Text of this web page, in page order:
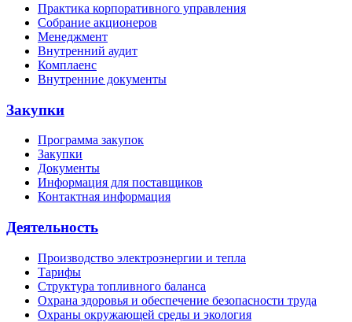
Практика корпоративного управления
Собрание акционеров
Менеджмент
Внутренний аудит
Комплаенс
Внутренние документы
Закупки
Программа закупок
Закупки
Документы
Информация для поставщиков
Контактная информация
Деятельность
Производство электроэнергии и тепла
Тарифы
Структура топливного баланса
Охрана здоровья и обеспечение безопасности труда
Охраны окружающей среды и экология